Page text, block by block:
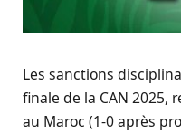
Les sanctions
finale de la CAN 2025,
au Maroc (1-0 après